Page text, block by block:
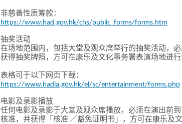
非慈善性质筹款：
https://www.had.gov.hk/chs/public_forms/forms.htm
抽奖活动
在场地范围内，包括大堂及观众席举行的抽奖活动，
获得抽奖牌照，方可在康乐及文化事务署表演场地进行
表格可于以下网页下载：
https://www.hadla.gov.hk/el/sc/entertainment/forms.php
电影及录影播放
任何电影及录影于大堂及观众席播放，必须在演出前
核准，并获得「核准 ／豁免证明书」，方可在康乐及